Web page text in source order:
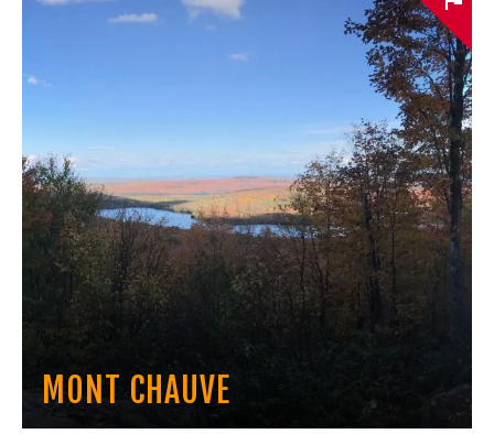
MONT CHAUVE